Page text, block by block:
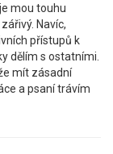
mou touhu
Navíc,
přístupů k
dělím s ostatními.
mít zásadní
a psaní trávím